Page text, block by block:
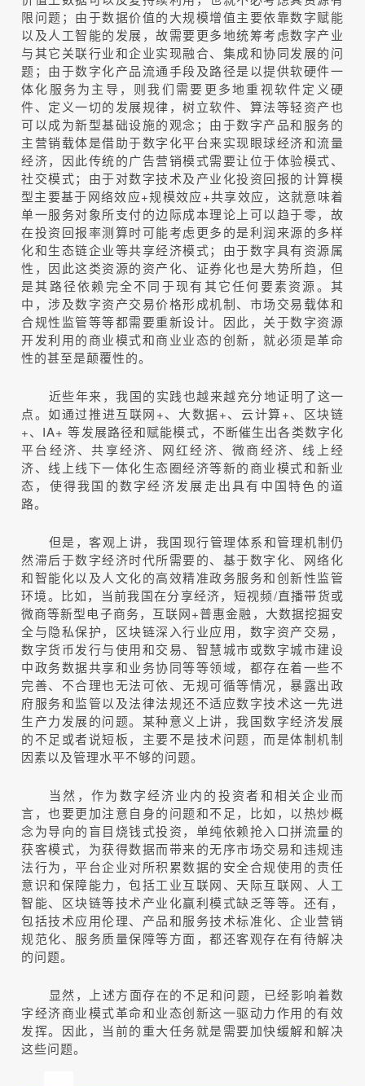
限问题；由于数据价值的大规模增值主要依靠数字赋能
以及人工智能的发展，故需要更多地统筹考虑数字产业
与其它关联行业和企业实现融合、集成和协同发展的问
题；由于数字化产品流通手段及路径是以提供软硬件一
体化服务为主导，则我们需要更多地重视软件定义硬
件、定义一切的发展规律，树立软件、算法等轻资产也
可以成为新型基础设施的观念；由于数字产品和服务的
主营销载体是借助于数字化平台来实现眼球经济和流量
经济，因此传统的广告营销模式需要让位于体验模式、
社交模式；由于对数字技术及产业化投资回报的计算模
型主要基于网络效应+规模效应+共享效应，这就意味着
单一服务对象所支付的边际成本理论上可以趋于零，故
在投资回报率测算时可能考虑更多的是利润来源的多样
化和生态链企业等共享经济模式；由于数字具有资源属
性，因此这类资源的资产化、证券化也是大势所趋，但
是其路径依赖完全不同于现有其它任何要素资源。其
中，涉及数字资产交易价格形成机制、市场交易载体和
合规性监管等等都需要重新设计。因此，关于数字资源
开发利用的商业模式和商业业态的创新，就必须是革命
性的甚至是颠覆性的。
近些年来，我国的实践也越来越充分地证明了这一
点。如通过推进互联网+、大数据+、云计算+、区块链
+、IA+ 等发展路径和赋能模式，不断催生出各类数字化
平台经济、共享经济、网红经济、微商经济、线上经
济、线上线下一体化生态圈经济等新的商业模式和新业
态，使得我国的数字经济发展走出具有中国特色的道
路。
但是，客观上讲，我国现行管理体系和管理机制仍
然滞后于数字经济时代所需要的、基于数字化、网络化
和智能化以及人文化的高效精准政务服务和创新性监管
环境。比如，当前我国在分享经济，短视频/直播带货或
微商等新型电子商务，互联网+普惠金融，大数据挖掘安
全与隐私保护，区块链深入行业应用，数字资产交易，
数字货币发行与使用和交易、智慧城市或数字城市建设
中政务数据共享和业务协同等等领域，都存在着一些不
完善、不合理也无法可依、无规可循等情况，暴露出政
府服务和监管以及法律法规还不适应数字技术这一先进
生产力发展的问题。某种意义上讲，我国数字经济发展
的不足或者说短板，主要不是技术问题，而是体制机制
因素以及管理水平不够的问题。
当然，作为数字经济业内的投资者和相关企业而
言，也要更加注意自身的问题和不足，比如，以热炒概
念为导向的盲目烧钱式投资，单纯依赖抢入口拼流量的
获客模式，为获得数据而带来的无序市场交易和违规违
法行为，平台企业对所积累数据的安全合规使用的责任
意识和保障能力，包括工业互联网、天际互联网、人工
智能、区块链等技术产业化赢利模式缺乏等等。还有，
包括技术应用伦理、产品和服务技术标准化、企业营销
规范化、服务质量保障等方面，都还客观存在有待解决
的问题。
显然，上述方面存在的不足和问题，已经影响着数
字经济商业模式革命和业态创新这一驱动力作用的有效
发挥。因此，当前的重大任务就是需要加快缓解和解决
这些问题。